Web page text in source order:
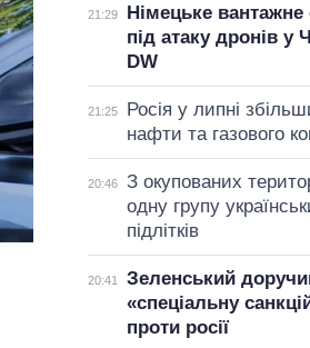
21:29
Німецьке
під атаку дронів у
DW
21:25
Росія у липні
нафти та газового
20:46
З окупованих
одну групу
підлітків
20:41
Зеленський
«спеціальну
проти росії